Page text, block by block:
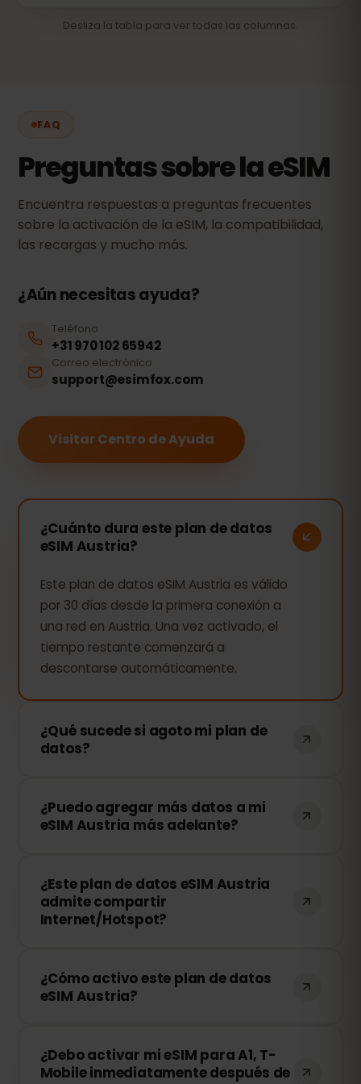
Desliza la tabla para ver todas las columnas.
FAQ
Preguntas sobre la eSIM
Encuentra respuestas a preguntas frecuentes
sobre la activación de la eSIM, la compatibilidad,
las recargas y mucho más.
¿Aún necesitas ayuda?
Teléfono
+31 970 102 65942
Correo electrónico
support@esimfox.com
Visitar Centro de Ayuda
¿Cuánto dura este plan de datos
eSIM Austria?
Este plan de datos eSIM Austria es válido
por 30 días desde la primera conexión a
una red en Austria. Una vez activado, el
tiempo restante comenzará a
descontarse automáticamente.
¿Qué sucede si agoto mi plan de
datos?
conexión se detendrá. Puedes recargar
tu eSIM fácilmente desde tu panel de
¿Puedo agregar más datos a mi
eSIM Austria más adelante?
cualquier momento sin necesidad de
reinstalar tu eSIM. Solo accede a tu
cuenta y elige la cantidad de datos
¿Este plan de datos eSIM Austria
admite compartir
Internet/Hotspot?
mediante Hotspot con otros
dispositivos. Sin embargo, la velocidad y
¿Cómo activo este plan de datos
eSIM Austria?
código QR por correo electrónico. Solo
tienes que escanearlo en la
¿Debo activar mi eSIM para A1, T-
Mobile inmediatamente después de